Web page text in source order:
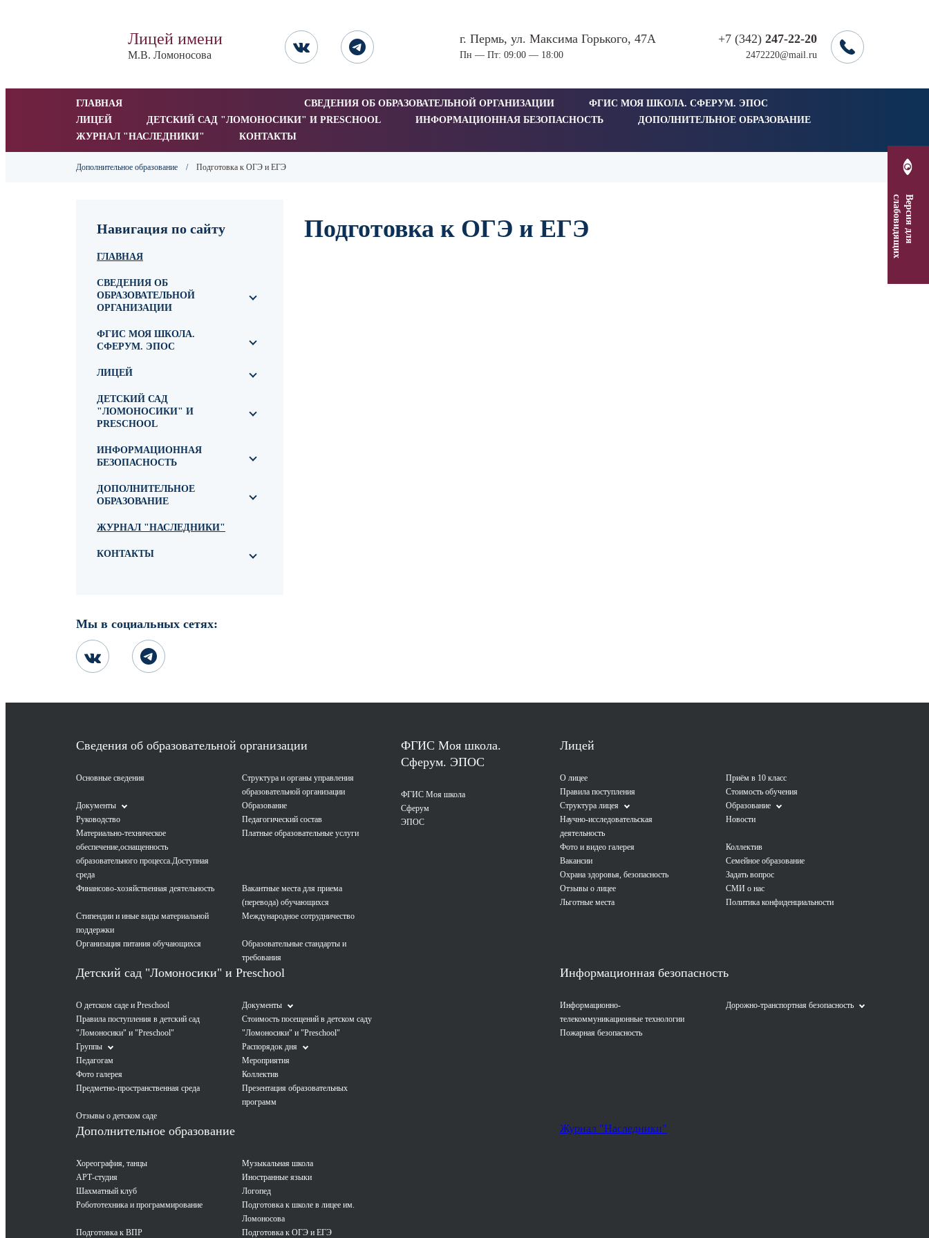
В
е
р
с
и
я
д
л
я
с
л
а
б
о
в
и
д
я
щ
и
х
Лицей имени
М.В. Ломоносова
г. Пермь, ул. Максима Горького, 47А
Пн — Пт: 09:00 — 18:00
+7 (342) 247-22-20
2472220@mail.ru
ГЛАВНАЯ СВЕДЕНИЯ ОБ ОБРАЗОВАТЕЛЬНОЙ ОРГАНИЗАЦИИ
ФГИС МОЯ ШКОЛА. СФЕРУМ. ЭПОС
ЛИЦЕЙ
ДЕТСКИЙ САД "ЛОМОНОСИКИ" И PRESCHOOL ИНФОРМАЦИОННАЯ БЕЗОПАСНОСТЬ
ДОПОЛНИТЕЛЬНОЕ ОБРАЗОВАНИЕ
ЖУРНАЛ "НАСЛЕДНИКИ"
КОНТАКТЫ
Дополнительное образование / Подготовка к ОГЭ и ЕГЭ
Навигация по сайту
ГЛАВНАЯ
СВЕДЕНИЯ ОБ
ОБРАЗОВАТЕЛЬНОЙ
ОРГАНИЗАЦИИ
ФГИС МОЯ ШКОЛА.
СФЕРУМ. ЭПОС
ЛИЦЕЙ
ДЕТСКИЙ САД
"ЛОМОНОСИКИ" И
PRESCHOOL
ИНФОРМАЦИОННАЯ
БЕЗОПАСНОСТЬ
ДОПОЛНИТЕЛЬНОЕ
ОБРАЗОВАНИЕ
ЖУРНАЛ "НАСЛЕДНИКИ"
КОНТАКТЫ
Мы в социальных сетях:
Подготовка к ОГЭ и ЕГЭ
Сведения об образовательной организации
Основные сведения
Структура и органы управления
образовательной организации
Документы
Образование
Руководство
Педагогический состав
Материально-техническое
обеспечение,оснащенность
образовательного процесса.Доступная
среда
Платные образовательные услуги
Финансово-хозяйственная деятельность
Вакантные места для приема
(перевода) обучающихся
Стипендии и иные виды материальной
поддержки
Международное сотрудничество
Организация питания обучающихся
Образовательные стандарты и
требования
ФГИС Моя школа.
Сферум. ЭПОС
ФГИС Моя школа
Сферум
ЭПОС
Лицей
О лицее
Приём в 10 класс
Правила поступления
Стоимость обучения
Структура лицея
Образование
Научно-исследовательская
деятельность
Новости
Фото и видео галерея
Коллектив
Вакансии
Семейное образование
Охрана здоровья, безопасность
Задать вопрос
Отзывы о лицее
СМИ о нас
Льготные места
Политика конфиденциальности
Детский сад "Ломоносики" и Preschool
О детском саде и Preschool
Документы
Правила поступления в детский сад
"Ломоносики" и "Preschool"
Стоимость посещений в детском саду
"Ломоносики" и "Preschool"
Группы
Распорядок дня
Педагогам
Мероприятия
Фото галерея
Коллектив
Предметно-пространственная среда
Презентация образовательных
программ
Отзывы о детском саде
Информационная безопасность
Информационно-
телекоммуникационные технологии
Дорожно-транспортная безопасность
Пожарная безопасность
Дополнительное образование
Хореография, танцы
Музыкальная школа
АРТ-студия
Иностранные языки
Шахматный клуб
Логопед
Робототехника и программирование
Подготовка к школе в лицее им.
Ломоносова
Подготовка к ВПР
Подготовка к ОГЭ и ЕГЭ
Журнал "Наследники"